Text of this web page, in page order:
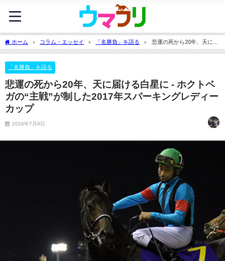
ホーム コラム・エッセイ 「名勝負」を語る
悲運の死から20年、天に届
ける白星に - ホクトベガの“主戦”が制した2017年スパーキングレディーカップ
「名勝負」を語る
悲運の死から20年、天に届ける白星に - ホクトベ
ガの“主戦”が制した2017年スパーキングレディー
カップ
2026年7月8日